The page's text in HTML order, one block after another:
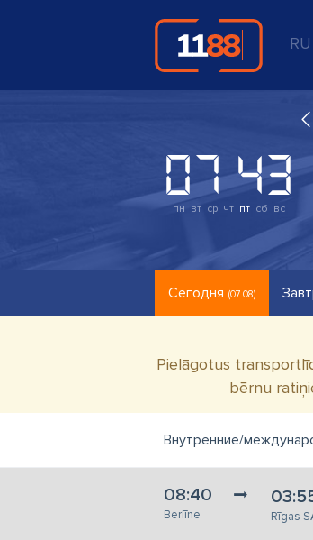
RU
пн вт ср чт пт сб вс
Сегодня (07.08)
Pielāgotus
bērnu
Внутренние/
08:40
Berlīne Rīgas